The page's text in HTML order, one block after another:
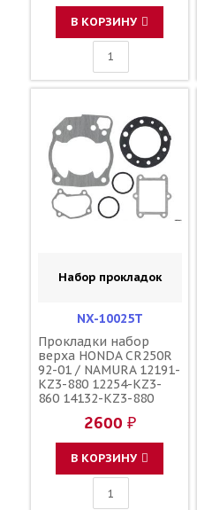
В КОРЗИНУ
Набор прокладок
NX-10025T
Прокладки набор
верха HONDA CR250R
92-01 / NAMURA 12191-
KZ3-880 12254-KZ3-
860 14132-KZ3-880
KZ3-8802600 ₽
В КОРЗИНУ